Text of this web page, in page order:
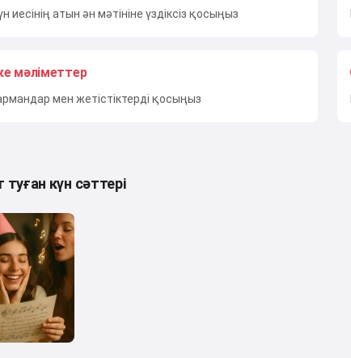
иесінің атын ән мәтініне үздіксіз қосыңыз
мәліметтер
мен жетістіктерді қосыңыз
күн сәттері